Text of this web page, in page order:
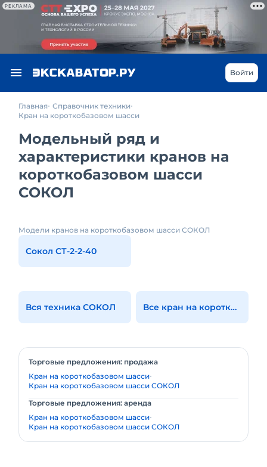
РЕКЛАМА
Войти
Главная Справочник техники
Кран на короткобазовом шасси
Модельный ряд и
характеристики кранов на
короткобазовом шасси
СОКОЛ
Модели кранов на короткобазовом шасси СОКОЛ
Сокол СТ-2-2-40
Вся техника СОКОЛ Все кран на короткобазовом шасси
Торговые предложения: продажа
Кран на короткобазовом шасси
Кран на короткобазовом шасси СОКОЛ
Торговые предложения: аренда
Кран на короткобазовом шасси
Кран на короткобазовом шасси СОКОЛ